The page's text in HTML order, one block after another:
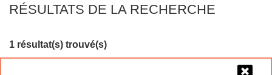
RÉSULTATS DE LA RECHERCHE
1 résultat(s) trouvé(s)